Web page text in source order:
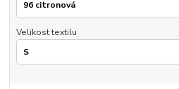
Velikost textilu